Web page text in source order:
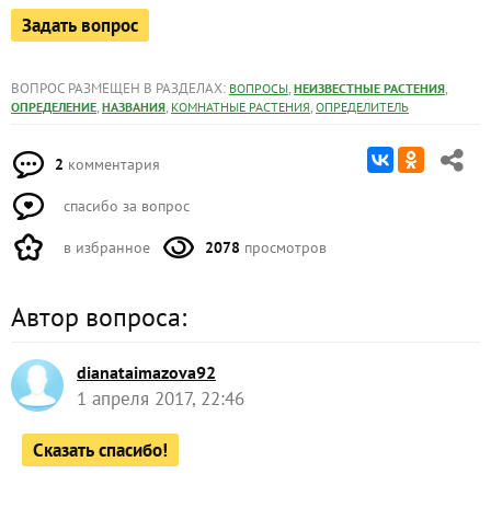
Задать вопрос
ВОПРОС РАЗМЕЩЕН В РАЗДЕЛАХ: ВОПРОСЫ, НЕИЗВЕСТНЫЕ РАСТЕНИЯ,
ОПРЕДЕЛЕНИЕ, НАЗВАНИЯ, КОМНАТНЫЕ РАСТЕНИЯ, ОПРЕДЕЛИТЕЛЬ
2 комментария
спасибо за вопрос
в избранное 2078 просмотров
Автор вопроса:
dianataimazova92
1 апреля 2017, 22:46
Сказать спасибо!